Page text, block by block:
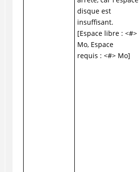
disque est
insuffisant.
[Espace libre : <#>
Mo, Espace
requis : <#> Mo]